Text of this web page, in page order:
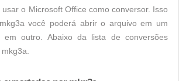
o Microsoft Office como conversor. Isso
você poderá abrir o arquivo em um
em outro. Abaixo da lista de conversões